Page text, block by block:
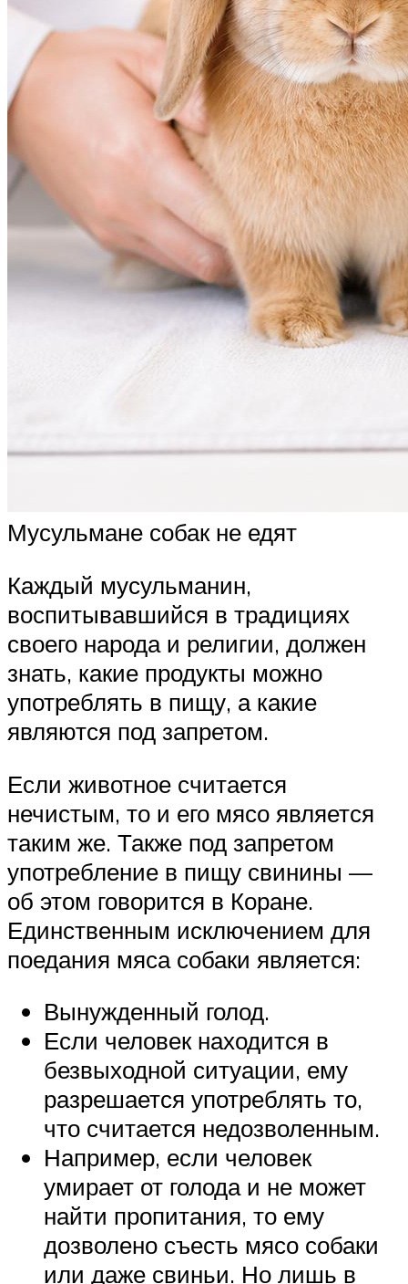
Мусульмане собак не едят
Каждый мусульманин,
воспитывавшийся в традициях
своего народа и религии, должен
знать, какие продукты можно
употреблять в пищу, а какие
являются под запретом.
Если животное считается
нечистым, то и его мясо является
таким же. Также под запретом
употребление в пищу свинины —
об этом говорится в Коране.
Единственным исключением для
поедания мяса собаки является:
Вынужденный голод.
Если человек находится в
безвыходной ситуации, ему
разрешается употреблять то,
что считается недозволенным.
Например, если человек
умирает от голода и не может
найти пропитания, то ему
дозволено съесть мясо собаки
или даже свиньи. Но лишь в